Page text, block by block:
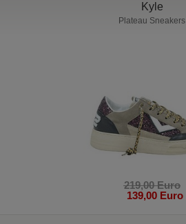
Kyle
Plateau Sneakers
219,00 Euro
139,00 Euro